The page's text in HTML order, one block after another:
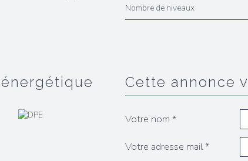
Nombre de niveaux
cette annonce
Votre nom *
Votre adresse mail *